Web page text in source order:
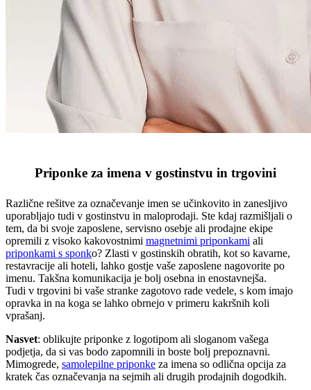
Priponke za imena v gostinstvu in trgovini
Različne rešitve za označevanje imen se učinkovito in zanesljivo
uporabljajo tudi v gostinstvu in maloprodaji. Ste kdaj razmišljali o
tem, da bi svoje zaposlene, servisno osebje ali prodajne ekipe
opremili z visoko kakovostnimi magnetnimi priponkami ali
priponkami s sponko? Zlasti v gostinskih obratih, kot so kavarne,
restavracije ali hoteli, lahko gostje vaše zaposlene nagovorite po
imenu. Takšna komunikacija je bolj osebna in enostavnejša.
Tudi v trgovini bi vaše stranke zagotovo rade vedele, s kom imajo
opravka in na koga se lahko obrnejo v primeru kakršnih koli
vprašanj.
Nasvet: oblikujte priponke z logotipom ali sloganom vašega
podjetja, da si vas bodo zapomnili in boste bolj prepoznavni.
Mimogrede, samolepilne priponke za imena so odlična opcija za
kratek čas označevanja na sejmih ali drugih prodajnih dogodkih.